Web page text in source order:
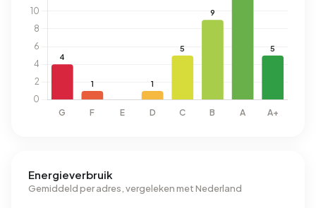
Energieverbruik
Gemiddeld per adres, vergeleken met Nederland